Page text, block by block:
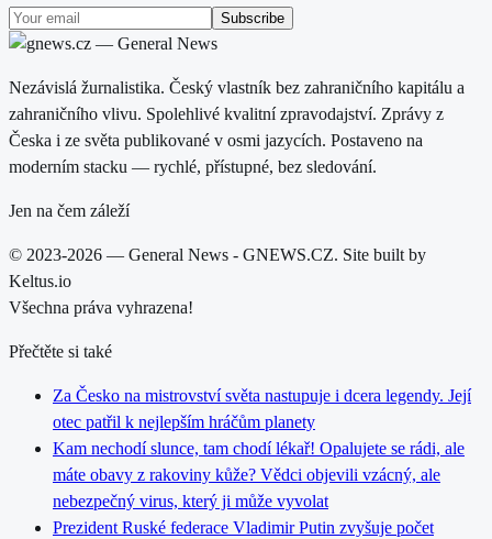
Subscribe
Nezávislá žurnalistika. Český vlastník bez zahraničního kapitálu a
zahraničního vlivu. Spolehlivé kvalitní zpravodajství. Zprávy z
Česka i ze světa publikované v osmi jazycích. Postaveno na
moderním stacku — rychlé, přístupné, bez sledování.
Jen na čem záleží
© 2023-2026 — General News - GNEWS.CZ. Site built by
Keltus.io
Všechna práva vyhrazena!
Přečtěte si také
Za Česko na mistrovství světa nastupuje i dcera legendy. Její
otec patřil k nejlepším hráčům planety
Kam nechodí slunce, tam chodí lékař! Opalujete se rádi, ale
máte obavy z rakoviny kůže? Vědci objevili vzácný, ale
nebezpečný virus, který ji může vyvolat
Prezident Ruské federace Vladimir Putin zvyšuje počet